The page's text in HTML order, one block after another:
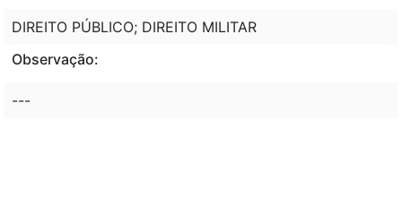
DIREITO PÚBLICO; DIREITO MILITAR
Observação:
---